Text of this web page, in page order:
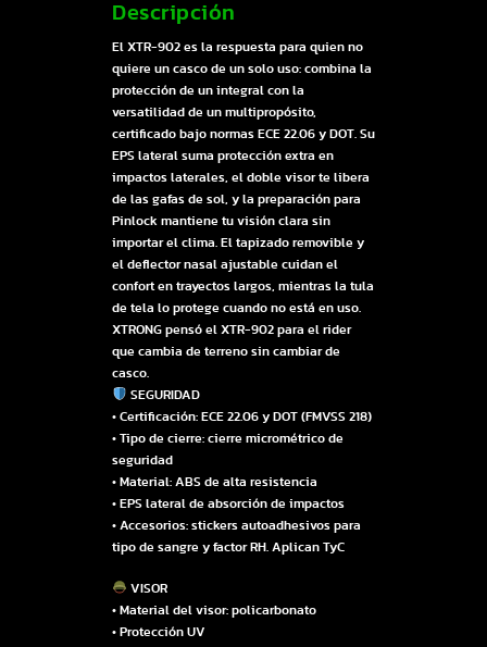
Descripción
El XTR-902 es la respuesta para quien no
quiere un casco de un solo uso: combina la
protección de un integral con la
versatilidad de un multipropósito,
certificado bajo normas ECE 22.06 y DOT. Su
EPS lateral suma protección extra en
impactos laterales, el doble visor te libera
de las gafas de sol, y la preparación para
Pinlock mantiene tu visión clara sin
importar el clima. El tapizado removible y
el deflector nasal ajustable cuidan el
confort en trayectos largos, mientras la tula
de tela lo protege cuando no está en uso.
XTRONG pensó el XTR-902 para el rider
que cambia de terreno sin cambiar de
casco.
SEGURIDAD
• Certificación: ECE 22.06 y DOT (FMVSS 218)
• Tipo de cierre: cierre micrométrico de
seguridad
• Material: ABS de alta resistencia
• EPS lateral de absorción de impactos
• Accesorios: stickers autoadhesivos para
tipo de sangre y factor RH. Aplican TyC
VISOR
• Material del visor: policarbonato
• Protección UV